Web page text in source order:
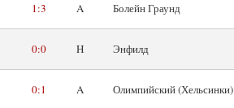
1:3 A Болейн Граунд
0:0 H Энфилд
0:1 A Олимпийский (Хельсинки)